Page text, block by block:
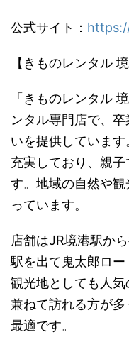
公式サイト：
【きものレンタル 境
「きものレンタル
ンタル専門店で、
いを提供していま
充実しており、親
す。地域の自然や
っています。
店舗はJR境港駅か
駅を出て鬼太郎ロー
観光地としても人
兼ねて訪れる方が
最適です。